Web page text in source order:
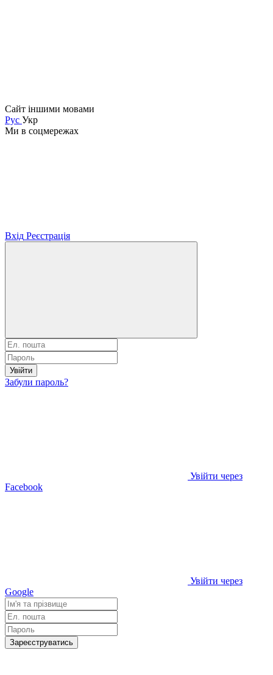
Сайт іншими мовами
Рус Укр
Ми в соцмережах
Вхід Реєстрація
Увійти
Забули пароль?
Увійти через
Facebook
Увійти через
Google
Зареєструватись